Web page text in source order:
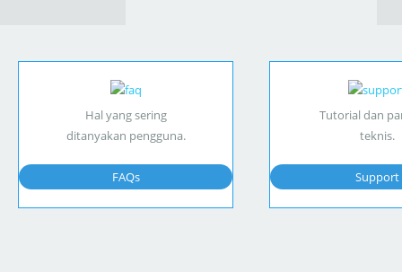
Hal yang sering
ditanyakan pengguna.
FAQs
Tutorial dan
teknis.
Support